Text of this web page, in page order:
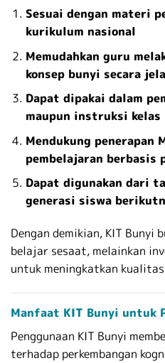
Sesuai dengan materi
kurikulum nasional
Memudahkan guru
konsep bunyi secara
Dapat dipakai dalam
maupun instruksi kelas
Mendukung penerapan
pembelajaran berbasis
Dapat digunakan dari
generasi siswa
Dengan demikian, KIT Bunyi
belajar sesaat, melainkan
untuk meningkatkan
Manfaat KIT Bunyi untuk
Penggunaan KIT Bunyi
terhadap perkembangan